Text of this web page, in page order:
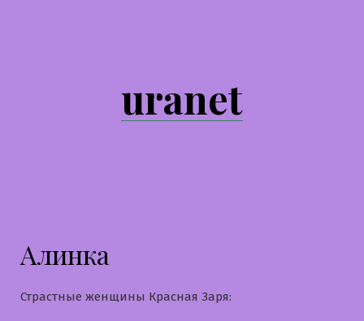
uranet
Алинка
Страстные женщины Красная Заря: